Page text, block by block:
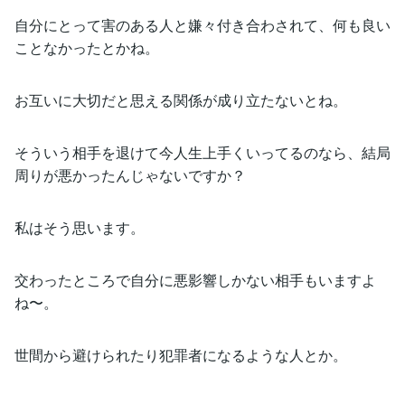
自分にとって害のある人と嫌々付き合わされて、何も良い
ことなかったとかね。
お互いに大切だと思える関係が成り立たないとね。
そういう相手を退けて今人生上手くいってるのなら、結局
周りが悪かったんじゃないですか？
私はそう思います。
交わったところで自分に悪影響しかない相手もいますよ
ね〜。
世間から避けられたり犯罪者になるような人とか。